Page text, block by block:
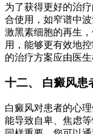
为了获得更好的治
合使用，如窄谱中
激黑素细胞的再生
用，能够更有效地
的治疗方案应由医
十二、 白癜风患
白癜风对患者的心
能导致自卑、焦虑